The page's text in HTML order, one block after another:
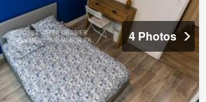
4 Photos